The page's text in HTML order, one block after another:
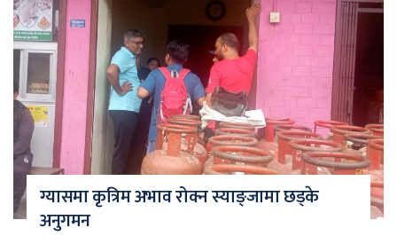
ग्यासमा कृत्रिम अभाव रोक्न स्याङ्जामा छड्के
अनुगमन